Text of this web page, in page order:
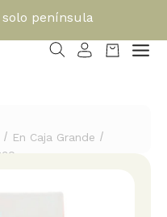
península
/ En Caja Grande /